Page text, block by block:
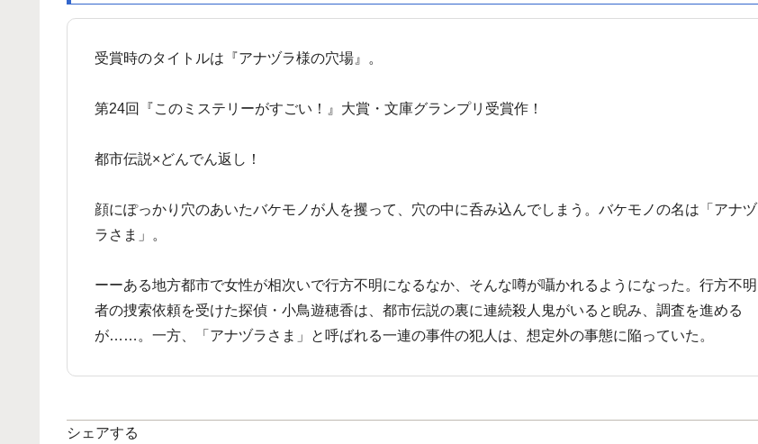
受賞時のタイトルは『アナヅラ様の穴場』。
第24回『このミステリーがすごい！』大賞・文庫グランプリ受賞作！
都市伝説×どんでん返し！
顔にぽっかり穴のあいたバケモノが人を攫って、穴の中に呑み込んでしまう。バケモノの名は「アナヅ
ラさま」。
ーーある地方都市で女性が相次いで行方不明になるなか、そんな噂が囁かれるようになった。行方不明
者の捜索依頼を受けた探偵・小鳥遊穂香は、都市伝説の裏に連続殺人鬼がいると睨み、調査を進める
が……。一方、「アナヅラさま」と呼ばれる一連の事件の犯人は、想定外の事態に陥っていた。
シェアする